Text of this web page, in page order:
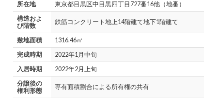
所在地
東京都目黒区中目黒四丁目727番16他（地番）
構造およ
び階数
鉄筋コンクリート地上14階建て地下1階建て
敷地面積
1316.46㎡
完成時期
2022年1月中旬
入居時期
2022年2月上旬
分譲後の
権利形態
専有面積割合による所有権の共有